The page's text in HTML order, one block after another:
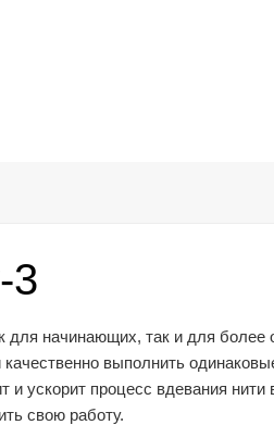
3
для начинающих, так и для более
выполнить
ускорит процесс вдевания нити
свою работу.